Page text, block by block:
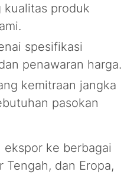
kualitas produk
spesifikasi
penawaran harga.
kemitraan jangka
pasokan
ekspor ke berbagai
Tengah, dan Eropa,